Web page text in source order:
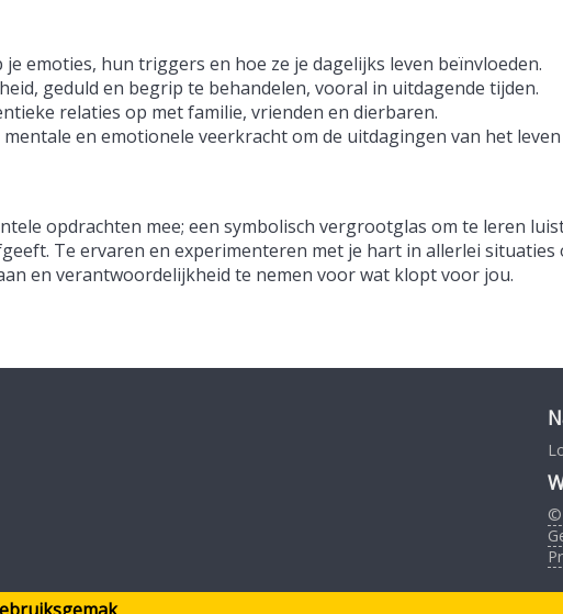
emoties, hun triggers en hoe ze je dagelijks leven beïnvloeden.
geduld en begrip te behandelen, vooral in uitdagende tijden.
relaties op met familie, vrienden en dierbaren.
en emotionele veerkracht om de uitdagingen van het
opdrachten mee; een symbolisch vergrootglas om te leren
Te ervaren en experimenteren met je hart in allerlei situaties
en verantwoordelijkheid te nemen voor wat klopt voor jou.
©